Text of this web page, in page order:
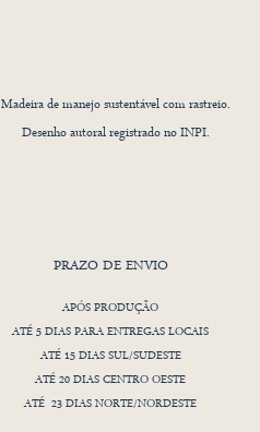
Madeira de manejo sustentável com rastreio.
Desenho autoral registrado no INPI.
PRAZO DE ENVIO
APÓS PRODUÇÃO
ATÉ 5 DIAS PARA ENTREGAS LOCAIS
ATÉ 15 DIAS SUL/SUDESTE
ATÉ 20 DIAS CENTRO OESTE
ATÉ 23 DIAS NORTE/NORDESTE